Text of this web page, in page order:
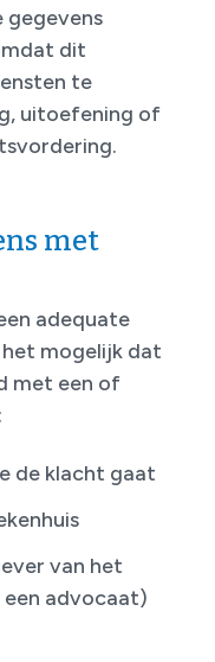
gegevens
dit
te
uitoefening of
met
adequate
het mogelijk dat
met een of
de klacht gaat
van het
een advocaat)